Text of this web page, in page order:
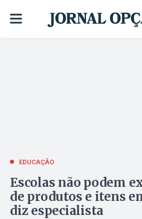
EDUCAÇÃO
Escolas não podem
de produtos e itens
diz especialista